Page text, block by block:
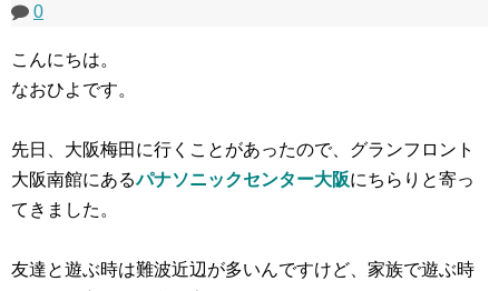
0
こんにちは。
なおひよです。
先日、大阪梅田に行くことがあったので、グランフロント
大阪南館にあるパナソニックセンター大阪にちらりと寄っ
てきました。
友達と遊ぶ時は難波近辺が多いんですけど、家族で遊ぶ時